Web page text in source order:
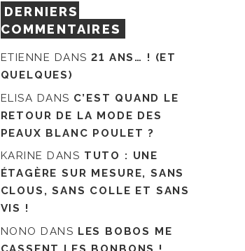
DERNIERS
COMMENTAIRES
ETIENNE DANS21 ANS… ! (ET
QUELQUES)
ELISA DANS C’EST QUAND LE
RETOUR DE LA MODE DES
PEAUX BLANC POULET ?
KARINE DANS TUTO : UNE
ÉTAGÈRE SUR MESURE, SANS
CLOUS, SANS COLLE ET SANS
VIS !
NONO DANS LES BOBOS ME